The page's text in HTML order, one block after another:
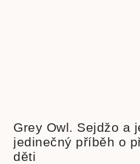
Grey Owl. Sejdžo a
jedinečný příběh o
děti